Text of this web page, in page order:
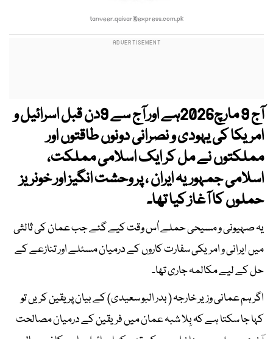
tanveer.qaisar@express.com.pk
آج 9 مارچ2026ہے اور آج سے 9دن قبل اسرائیل و
امریکا کی یہودی و نصرانی دونوں طاقتوں اور
مملکتوں نے مل کر ایک اسلامی مملکت،
اسلامی جمہوریہ ایران ، پر وحشت انگیز اور خونریز
حملوں کا آغاز کیا تھا۔
یہ صہیونی و مسیحی حملے اُس وقت کیے گئے جب عمان کی ثالثی
میں ایرانی و امریکی سفارت کاروں کے درمیان مسئلے اور تنازعے کے
حل کے لیے مکالمہ جاری تھا۔
اگر ہم عمانی وزیر خارجہ ( بدر البو سعیدی) کے بیان پر یقین کریں تو
کہا جا سکتا ہے کہ بِلا شبہ عمان میں فریقین کے درمیان مصالحت